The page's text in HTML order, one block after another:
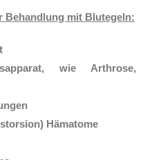
Behandlung mit Blutegeln:
wie Arthrose,
Hämatome